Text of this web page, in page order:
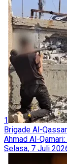
1
Brigade Al-
Ahmad Al-
Selasa, 7 Juli